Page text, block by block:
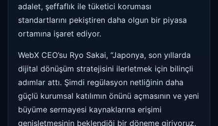
adalet, şeffaflık ile tüketici koruması
standartlarını pekiştiren daha olgun bir piyasa
ortamına işaret ediyor.
WebX CEO’su Ryo Sakai, “Japonya, son yıllarda
dijital dönüşüm stratejisini ilerletmek için bilinçli
adımlar attı. Şimdi regülasyon netliğinin daha
güçlü kurumsal katılımın önünü açmasının ve yeni
büyüme sermayesi kaynaklarına erişimi
genişletmesinin beklendiği bir döneme giriyoruz.